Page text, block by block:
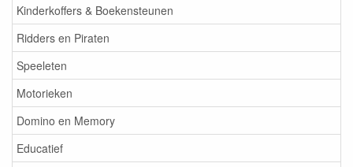
Kinderkoffers & Boekensteunen
Ridders en Piraten
Speeleten
Motorieken
Domino en Memory
Educatief